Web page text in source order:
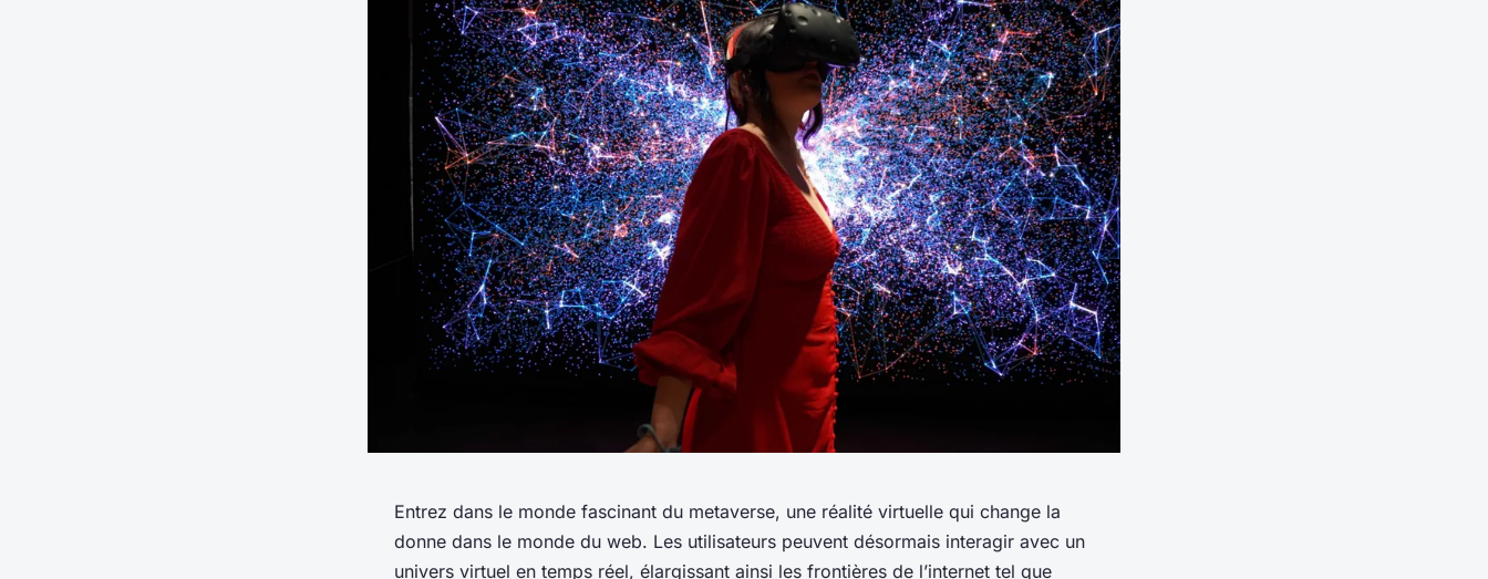
Entrez dans le monde fascinant du metaverse, une réalité virtuelle qui change la
donne dans le monde du web. Les utilisateurs peuvent désormais interagir avec un
univers virtuel en temps réel, élargissant ainsi les frontières de l’internet tel que